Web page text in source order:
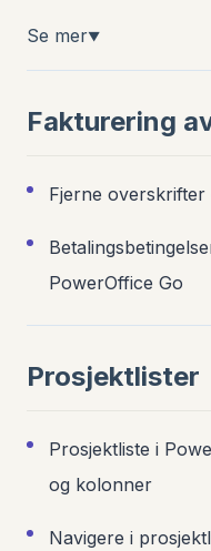
Se mer▼
Fakturering
Fjerne
PowerOffice Go
Prosjektlister
Prosjektliste i
og kolonner
Navigere i